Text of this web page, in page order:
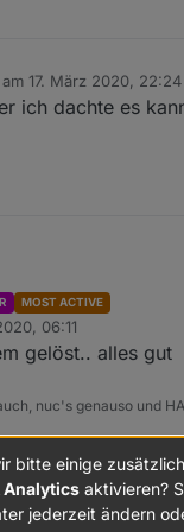
17. März 2020, 22:24
von
ich dachte es
ich die Platine an die
rotes LED auf der
?
sie auch nicht sehen:
stecke ich einen
sofort:
MOST ACTIVE
06:11
gelöst.. alles gut
nuc's genauso und
bitte einige
Analytics aktivieren?
jederzeit ändern